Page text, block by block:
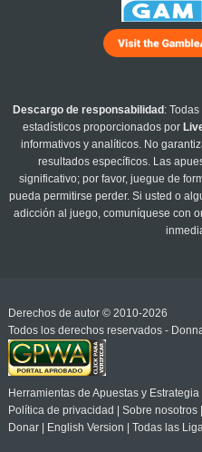
Descargo de responsabilidad :
estadísticos proporcionados por
informativos y analíticos. No
resultados específicos. Las
significativo; por favor, juegue de
pueda permitirse perder. Si usted o
adicción al juego, comuníquese con
Derechos de autor © 2010-2026
Todos los derechos reservados -
Herramientas de Apuestas y Estrategia|
Política de privacidad
Sobre nosotros|
Donar| English Version Todas las